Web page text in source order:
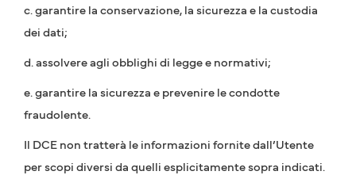
c. garantire la conservazione, la sicurezza e la custodia
dei dati;
d. assolvere agli obblighi di legge e normativi;
e. garantire la sicurezza e prevenire le condotte
fraudolente.
Il DCE non tratterà le informazioni fornite dall’Utente
per scopi diversi da quelli esplicitamente sopra indicati.